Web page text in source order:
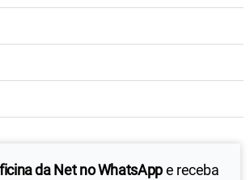
da Net no WhatsAppe receba